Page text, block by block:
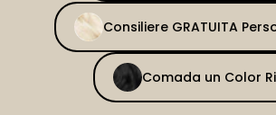
Consiliere GRATUITA
Comada un Color